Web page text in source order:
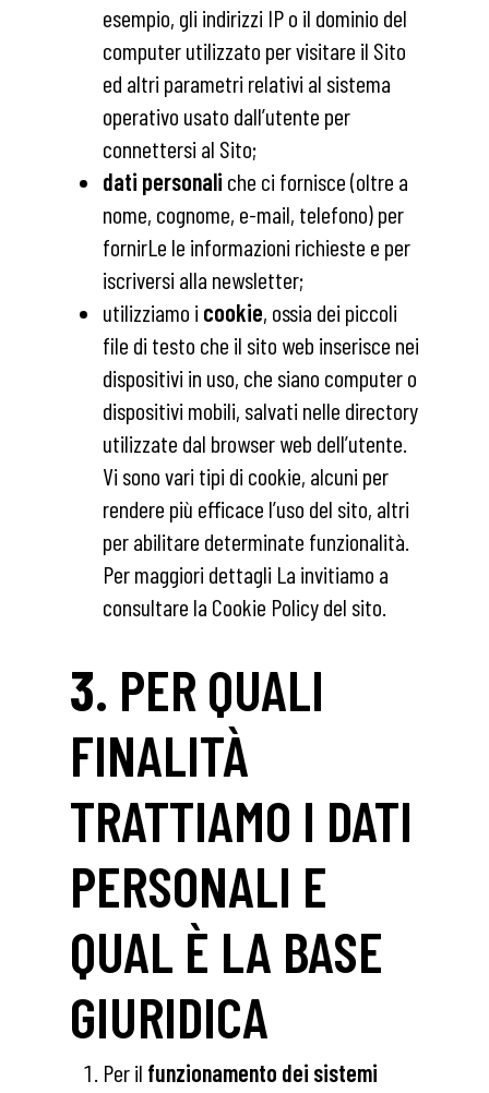
esempio, gli indirizzi IP o il dominio del
computer utilizzato per visitare il Sito
ed altri parametri relativi al sistema
operativo usato dall’utente per
connettersi al Sito;
dati personali che ci fornisce (oltre a
nome, cognome, e-mail, telefono) per
fornirLe le informazioni richieste e per
iscriversi alla newsletter;
utilizziamo i cookie, ossia dei piccoli
file di testo che il sito web inserisce nei
dispositivi in uso, che siano computer o
dispositivi mobili, salvati nelle directory
utilizzate dal browser web dell’utente.
Vi sono vari tipi di cookie, alcuni per
rendere più efficace l’uso del sito, altri
per abilitare determinate funzionalità.
Per maggiori dettagli La invitiamo a
consultare la Cookie Policy del sito.
3. PER QUALI
FINALITÀ
TRATTIAMO I DATI
PERSONALI E
QUAL È LA BASE
GIURIDICA
Per il funzionamento dei sistemi